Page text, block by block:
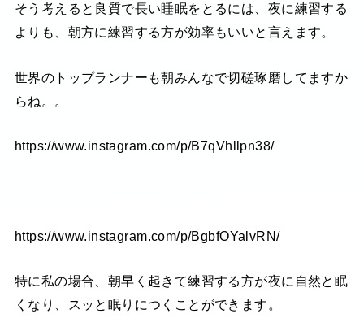
そう考えると良質で長い睡眠をとるには、夜に練習する
よりも、朝方に練習する方が効率もいいと言えます。
世界のトップランナーも朝みんなで切磋琢磨してますか
らね。。
https://www.instagram.com/p/B7qVhllpn38/
https://www.instagram.com/p/BgbfOYalvRN/
特に私の場合、朝早く起きて練習する方が夜に自然と眠
くなり、スッと眠りにつくことができます。